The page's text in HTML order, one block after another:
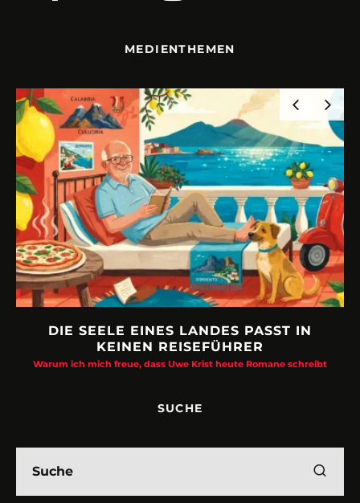
MEDIENTHEMEN
DIE SEELE EINES LANDES PASST IN
KEINEN REISEFÜHRER
Warum ich mich freue, dass Uwe Krist heute Romane schreibt
SUCHE